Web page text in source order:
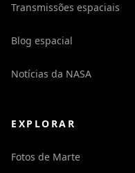
Transmissões espaciais
Blog espacial
Notícias da NASA
EXPLORAR
Fotos de Marte